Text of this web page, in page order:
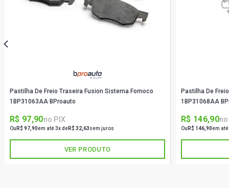
Pastilha De Freio Traseira Fusion Sistema Fomoco
1BP31063AA BProauto
R$ 97,90no PIX
Ou R$ 97,90em até 3x deR$ 32,63sem juros
VER PRODUTO
Pastilha De
1BP31068AA
R$ 146,90no
Ou R$ 146,90em